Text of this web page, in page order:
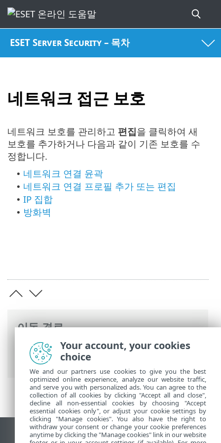
ESET Server Security – 목차
네트워크 접근 보호
이동 경로
ESET 온라인 도움말>ESET Server Security
고급 설정>보호
네트워크 보호를 관리하고 편집을 클릭하여 새
보호를 추가하거나 다음과 같이 기존 보호를 수
정합니다.
• 네트워크 연결 윤곽
• 네트워크 연결 프로필 추가 또는 편집
• IP 집합
• 방화벽
데스크톱 사이트 보기
Your account, your cookies
choice
We and our partners use cookies to give you the best
optimized online experience, analyze our website traffic,
and serve you with personalized ads. You can agree to the
collection of all cookies by clicking "Accept all and close",
decline all non-essential cookies by choosing "Accept
essential cookies only", or adjust your cookie settings by
clicking "Manage cookies". You also have the right to
withdraw your consent or change your cookie preferences
anytime by clicking the "Manage cookies" link in our website